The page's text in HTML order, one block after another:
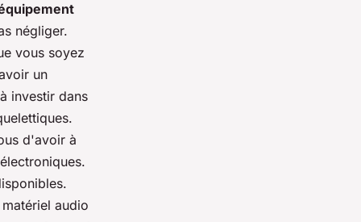
négliger.
vous soyez
un
investir dans
d'avoir à
audio